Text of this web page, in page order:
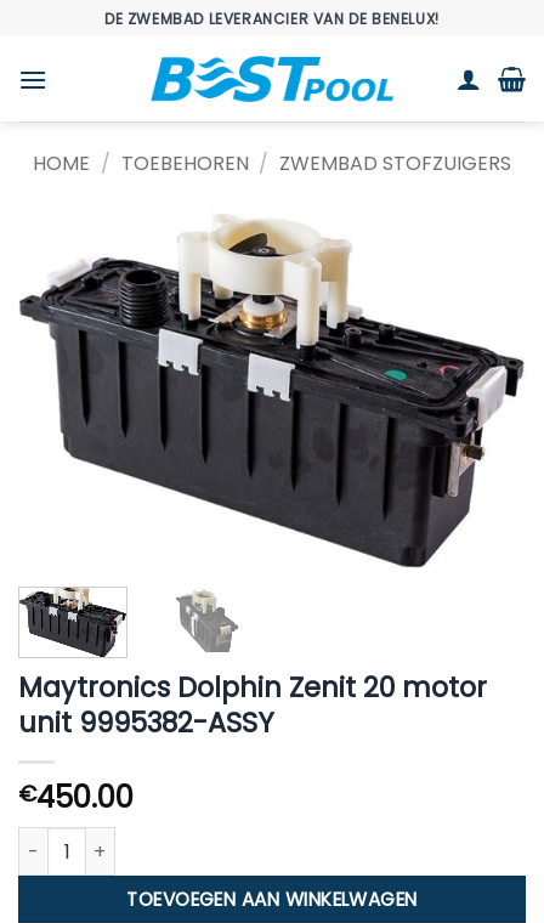
inhoud
DE ZWEMBAD LEVERANCIER VAN DE BENELUX!
HOME / TOEBEHOREN / ZWEMBAD STOFZUIGERS
Maytronics Dolphin Zenit 20 motor
unit 9995382-ASSY
€450.00
Maytronics Dolphin Zenit 20 motor unit 9995382-ASSY
TOEVOEGEN AAN WINKELWAGEN